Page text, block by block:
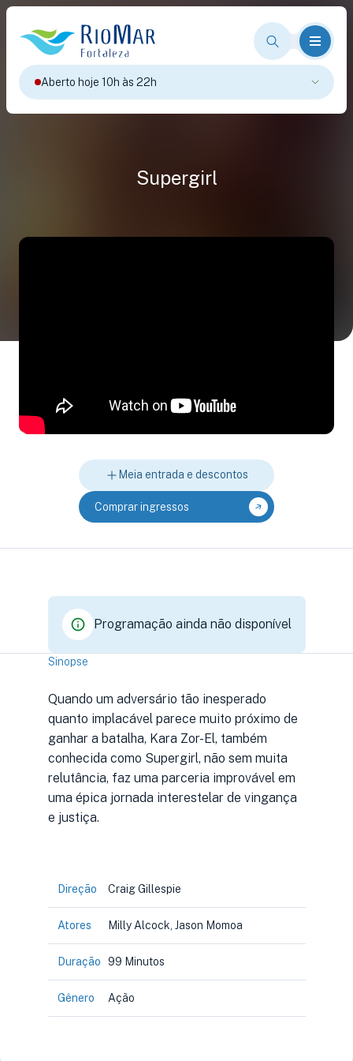
Aberto hoje 10h às 22h
Supergirl
Meia entrada e descontos
Comprar ingressos
Programação ainda não disponível
Sinopse
Quando um adversário tão inesperado
quanto implacável parece muito próximo de
ganhar a batalha, Kara Zor-El, também
conhecida como Supergirl, não sem muita
relutância, faz uma parceria improvável em
uma épica jornada interestelar de vingança
e justiça.
Direção Craig Gillespie
Atores Milly Alcock, Jason Momoa
Duração 99 Minutos
Gênero Ação